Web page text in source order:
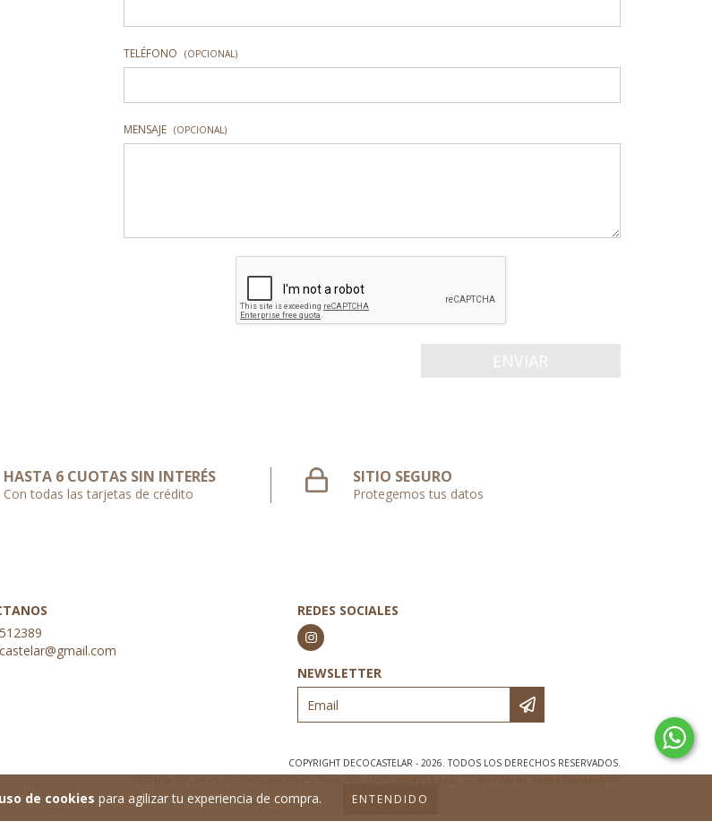
de cookies para agilizar tu experiencia de compra. ENTENDIDO
TELÉFONO (OPCIONAL)
MENSAJE (OPCIONAL)
HASTA 6 CUOTAS SIN INTERÉS
Con todas las tarjetas de crédito
SITIO SEGURO
Protegemos tus datos
REDES SOCIALES
NEWSLETTER
COPYRIGHT DECOCASTELAR - 2026. TODOS LOS DERECHOS RESERVADOS.